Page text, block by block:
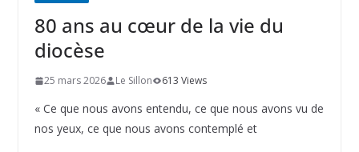
80 ans au cœur de la vie du
diocèse
25 mars 2026 Le Sillon 613 Views
« Ce que nous avons entendu, ce que nous avons vu de
nos yeux, ce que nous avons contemplé et